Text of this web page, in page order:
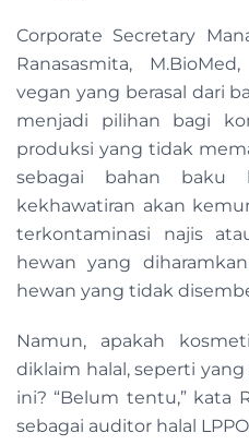
Corporate Secretary
Ranasasmita,
vegan yang berasal dari
menjadi pilihan bagi
produksi yang tidak
sebagai bahan baku
kekhawatiran akan
terkontaminasi najis
hewan yang
hewan yang tidak
Namun, apakah
diklaim halal, seperti
ini? “Belum tentu,” kata
sebagai auditor halal